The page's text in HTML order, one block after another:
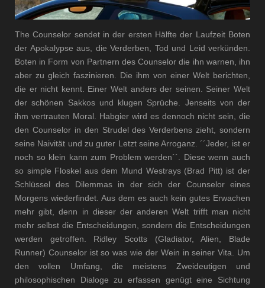
The Counselor sendet in der ersten Hälfte der Laufzeit Boten
der Apokalypse aus, die Verderben, Tod und Leid verkünden.
Boten in Form von Partnern des Counselor die ihn warnen, ihn
aber zu gleich faszinieren. Die ihm von einer Welt berichten,
die er nicht kennt. Einer Welt anders der seinen. Seiner Welt
der schönen Sakkos und klugen Sprüche. Jenseits von der
ihm vertrauten Moral. Habgier wird es dennoch nicht sein, die
den Counselor in den Strudel des Verderbens zieht, sondern
seine Naivität und zu guter Letzt seine Arroganz.´´Jeder, ist er
noch so klein kann zum Problem werden´´. Diese wenn auch
so simple Floskel aus dem Mund Westrays (Brad Pitt) ist der
Schlüssel des Dilemmas in der sich der Counselor eines
Morgens wiederfindet. Aus dem es auch kein gutes Erwachen
mehr gibt, denn in dieser der anderen Welt trifft man nicht
mehr selbst die Entscheidungen, sondern die Entscheidungen
werden getroffen. Ridley Scotts (Gladiator, Alien, Blade
Runner) Counselor ist so was wie der Wein in seiner Vita. Um
den vollen Umfang, die meistens Zweideutigen und
philosophischen Dialoge zu erfassen genügt eine Sichtung